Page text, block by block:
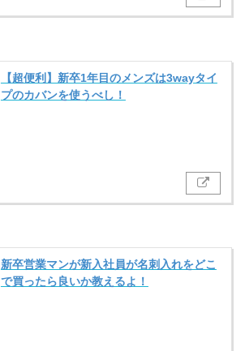
【超便利】新卒1年目のメンズは3wayタイ
プのカバンを使うべし！
新卒営業マンが新入社員が名刺入れをどこ
で買ったら良いか教えるよ！